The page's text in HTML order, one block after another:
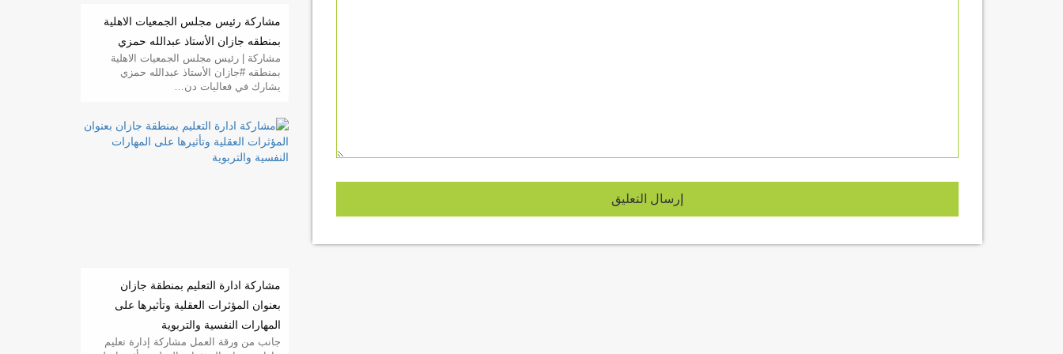
مشاركة رئيس مجلس الجمعيات الاهلية
بمنطقه جازان الأستاذ عبدالله حمزي
مشاركة | رئيس مجلس الجمعيات الاهلية
بمنطقه #جازان الأستاذ عبدالله حمزي
يشارك في فعاليات دن…
مشاركة ادارة التعليم بمنطقة جازان
بعنوان المؤثرات العقلية وتأثيرها على
المهارات النفسية والتربوية
جانب من ورقة العمل مشاركة إدارة تعليم